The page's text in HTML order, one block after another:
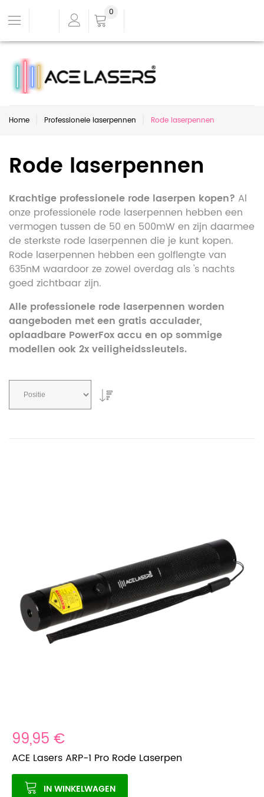
0
Home Professionele laserpennen Rode laserpennen
Rode laserpennen
Krachtige professionele rode laserpen kopen? Al
onze professionele rode laserpennen hebben een
vermogen tussen de 50 en 500mW en zijn daarmee
de sterkste rode laserpennen die je kunt kopen.
Rode laserpennen hebben een golflengte van
635nM waardoor ze zowel overdag als 's nachts
goed zichtbaar zijn.
Alle professionele rode laserpennen worden
aangeboden met een gratis acculader,
oplaadbare PowerFox accu en op sommige
modellen ook 2x veiligheidssleutels.
99,95 €
ACE Lasers ARP-1 Pro Rode Laserpen
IN WINKELWAGEN